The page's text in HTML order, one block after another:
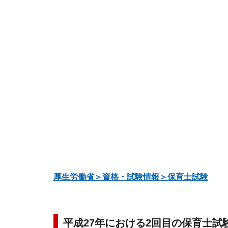
厚生労働省＞資格・試験情報＞保育士試験
平成27年における2回目の保育士試